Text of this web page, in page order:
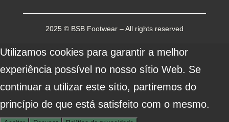
2025 © BSB Footwear – All rights reserved
Utilizamos cookies para garantir a melhor
experiência possível no nosso sítio Web. Se
continuar a utilizar este sítio, partiremos do
princípio de que está satisfeito com o mesmo.